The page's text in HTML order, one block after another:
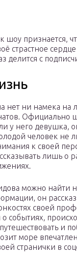
шоу признается,
страстное
делится с
нет ни намека на
Официально
у него девушка,
человек не
к своей
лишь о
можно найти
он
своей
событиях,
и
море
странички в